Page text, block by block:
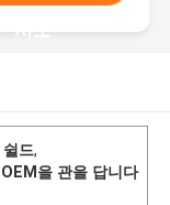
시오
쉴드,
을 관을 답니다